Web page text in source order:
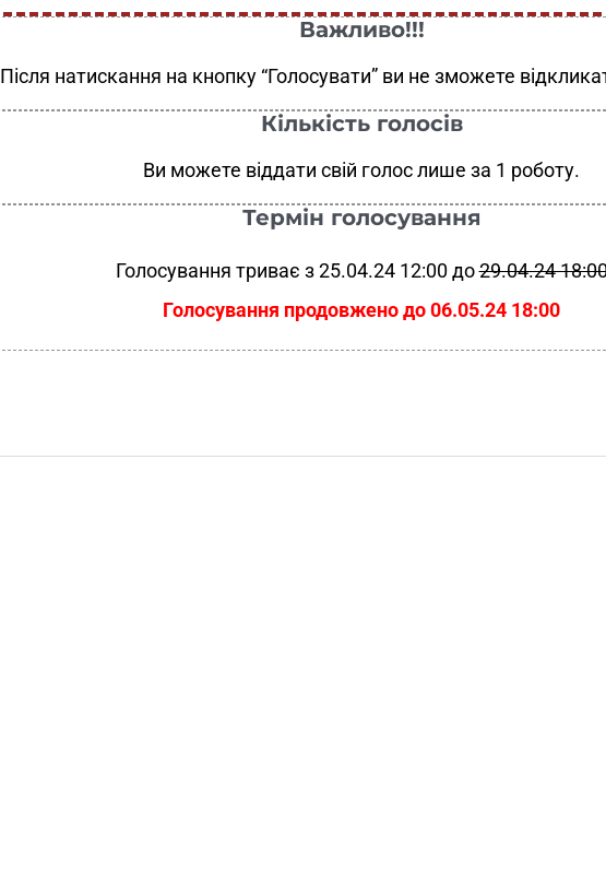
Важливо!!!
Після натискання на кнопку “Голосувати” ви не зможете
Кількість голосів
Ви можете віддати свій голос лише за 1 роботу.
Термін голосування
Голосування триває з 25.04.24 12:00 до29.04.24
Голосування продовжено до 06.05.24 18:00